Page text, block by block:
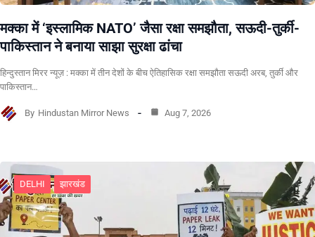
मक्का में ‘इस्लामिक NATO’ जैसा रक्षा समझौता, सऊदी-तुर्की-
पाकिस्तान ने बनाया साझा सुरक्षा ढांचा
हिन्दुस्तान मिरर न्यूज़ : मक्का में तीन देशों के बीच ऐतिहासिक रक्षा समझौता सऊदी अरब, तुर्की और
पाकिस्तान…
By Hindustan Mirror News Aug 7, 2026
DELHI झारखंड